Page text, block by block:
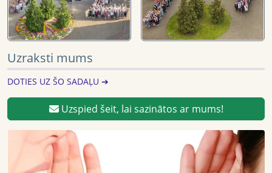
Uzraksti mums
DOTIES UZ ŠO SADAĻU ➔
Uzspied šeit, lai sazinātos ar mums!